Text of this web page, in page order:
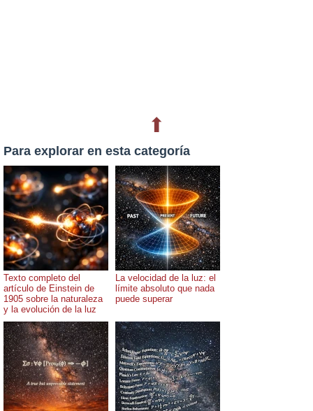
⬆
Para explorar en esta categoría
Texto completo del
artículo de Einstein de
1905 sobre la naturaleza
y la evolución de la luz
La velocidad de la luz: el
límite absoluto que nada
puede superar